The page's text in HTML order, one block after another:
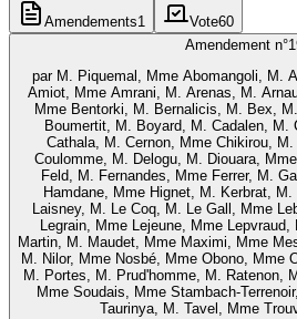
Amendements1 Vote60
Amendement n°
par M. Piquemal, Mme Abomangoli, M.
Amiot, Mme Amrani, M. Arenas, M.
Mme Bentorki, M. Bernalicis, M. Bex,
Boumertit, M. Boyard, M. Cadalen, M.
Cathala, M. Cernon, Mme Chikirou,
Coulomme, M. Delogu, M. Diouara,
Feld, M. Fernandes, Mme Ferrer, M.
Hamdane, Mme Hignet, M. Kerbrat,
Laisney, M. Le Coq, M. Le Gall, Mme
Legrain, Mme Lejeune, Mme
Martin, M. Maudet, Mme Maximi, Mme
M. Nilor, Mme Nosbé, Mme Obono, Mme
M. Portes, M. Prud'homme, M. Ratenon,
Mme Soudais, Mme Stambach-
Taurinya, M. Tavel, Mme